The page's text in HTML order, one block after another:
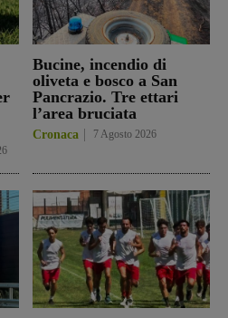
Bucine, incendio di
oliveta e bosco a San
Pancrazio. Tre ettari
l’area bruciata
Cronaca 7 Agosto 2026